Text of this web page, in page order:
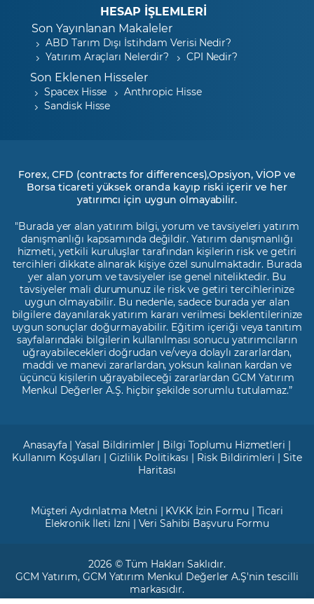
HESAP İŞLEMLERİ
Son Yayınlanan Makaleler
ABD Tarım Dışı İstihdam Verisi Nedir?
Yatırım Araçları Nelerdir?
CPI Nedir?
Son Eklenen Hisseler
Spacex Hisse
Anthropic Hisse
Sandisk Hisse
Forex, CFD (contracts for differences),Opsiyon, VİOP ve
Borsa ticareti yüksek oranda kayıp riski içerir ve her
yatırımcı için uygun olmayabilir.
"Burada yer alan yatırım bilgi, yorum ve tavsiyeleri yatırım
danışmanlığı kapsamında değildir. Yatırım danışmanlığı
hizmeti, yetkili kuruluşlar tarafından kişilerin risk ve getiri
tercihleri dikkate alınarak kişiye özel sunulmaktadır. Burada
yer alan yorum ve tavsiyeler ise genel niteliktedir. Bu
tavsiyeler mali durumunuz ile risk ve getiri tercihlerinize
uygun olmayabilir. Bu nedenle, sadece burada yer alan
bilgilere dayanılarak yatırım kararı verilmesi beklentilerinize
uygun sonuçlar doğurmayabilir. Eğitim içeriği veya tanıtım
sayfalarındaki bilgilerin kullanılması sonucu yatırımcıların
uğrayabilecekleri doğrudan ve/veya dolaylı zararlardan,
maddi ve manevi zararlardan, yoksun kalınan kardan ve
üçüncü kişilerin uğrayabileceği zararlardan GCM Yatırım
Menkul Değerler A.Ş. hiçbir şekilde sorumlu tutulamaz.”
Anasayfa |Yasal Bildirimler | Bilgi Toplumu Hizmetleri |
Kullanım Koşulları |Gizlilik Politikası | Risk Bildirimleri |Site
Haritası
Müşteri Aydınlatma Metni | KVKK İzin Formu | Ticari
Elekronik İleti İzni | Veri Sahibi Başvuru Formu
2026 © Tüm Hakları Saklıdır.
GCM Yatırım, GCM Yatırım Menkul Değerler A.Ş'nin tescilli
markasıdır.